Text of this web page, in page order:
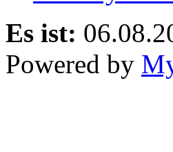
Es ist:
Powered by